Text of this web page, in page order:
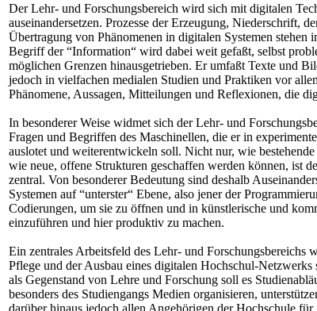
Der Lehr- und Forschungsbereich wird sich mit digitalen
auseinandersetzen. Prozesse der Erzeugung, Niederschrift,
Übertragung von Phänomenen in digitalen Systemen
Begriff der “Information“ wird dabei weit gefaßt, selbst
möglichen Grenzen hinausgetrieben. Er umfaßt Texte und
jedoch in vielfachen medialen Studien und Praktiken vor
Phänomene, Aussagen, Mitteilungen und Reflexionen, die
In besonderer Weise widmet sich der Lehr- und
Fragen und Begriffen des Maschinellen, die er in
auslotet und weiterentwickeln soll. Nicht nur, wie bestehende
wie neue, offene Strukturen geschaffen werden können, ist
zentral. Von besonderer Bedeutung sind deshalb
Systemen auf “unterster“ Ebene, also jener der
Codierungen, um sie zu öffnen und in künstlerische und
einzuführen und hier produktiv zu machen.
Ein zentrales Arbeitsfeld des Lehr- und Forschungsbereichs
Pflege und der Ausbau eines digitalen Hochschul-
als Gegenstand von Lehre und Forschung soll es
besonders des Studiengangs Medien organisieren,
darüber hinaus jedoch allen Angehörigen der Hochschule